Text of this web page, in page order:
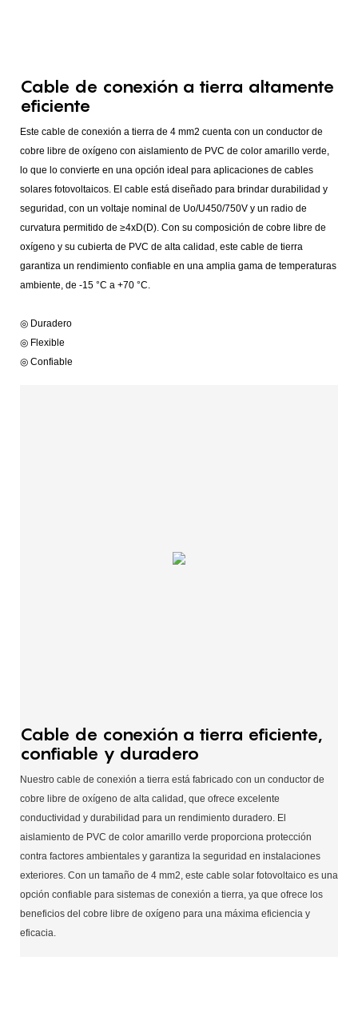
Cable de conexión a tierra altamente
eficiente
Este cable de conexión a tierra de 4 mm2 cuenta con un conductor de
cobre libre de oxígeno con aislamiento de PVC de color amarillo verde,
lo que lo convierte en una opción ideal para aplicaciones de cables
solares fotovoltaicos. El cable está diseñado para brindar durabilidad y
seguridad, con un voltaje nominal de Uo/U450/750V y un radio de
curvatura permitido de ≥4xD(D). Con su composición de cobre libre de
oxígeno y su cubierta de PVC de alta calidad, este cable de tierra
garantiza un rendimiento confiable en una amplia gama de temperaturas
ambiente, de -15 °C a +70 °C.
◎ Duradero
◎ Flexible
◎ Confiable
Cable de conexión a tierra eficiente,
confiable y duradero
Nuestro cable de conexión a tierra está fabricado con un conductor de
cobre libre de oxígeno de alta calidad, que ofrece excelente
conductividad y durabilidad para un rendimiento duradero. El
aislamiento de PVC de color amarillo verde proporciona protección
contra factores ambientales y garantiza la seguridad en instalaciones
exteriores. Con un tamaño de 4 mm2, este cable solar fotovoltaico es una
opción confiable para sistemas de conexión a tierra, ya que ofrece los
beneficios del cobre libre de oxígeno para una máxima eficiencia y
eficacia.